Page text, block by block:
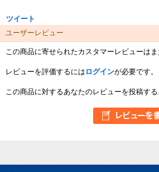
ツイート
ユーザーレビュー
この商品に寄せられたカスタマーレビューはま
レビューを評価するには ログインが必要です。
この商品に対するあなたのレビューを投稿する